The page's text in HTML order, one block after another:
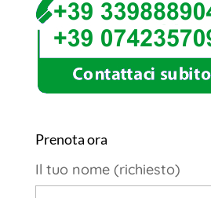
Prenota ora
Il tuo nome (richiesto)